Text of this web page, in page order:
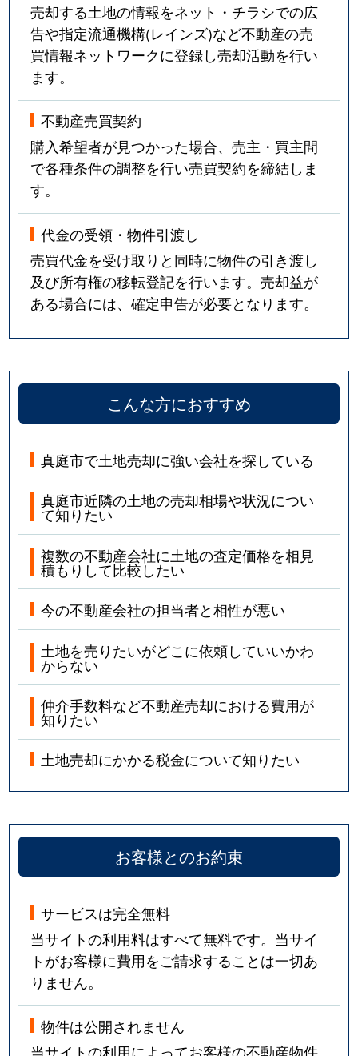
売却する土地の情報をネット・チラシでの広
告や指定流通機構(レインズ)など不動産の売
買情報ネットワークに登録し売却活動を行い
ます。
不動産売買契約
購入希望者が見つかった場合、売主・買主間
で各種条件の調整を行い売買契約を締結しま
す。
代金の受領・物件引渡し
売買代金を受け取りと同時に物件の引き渡し
及び所有権の移転登記を行います。売却益が
ある場合には、確定申告が必要となります。
こんな方におすすめ
真庭市で土地売却に強い会社を探している
真庭市近隣の土地の売却相場や状況につい
て知りたい
複数の不動産会社に土地の査定価格を相見
積もりして比較したい
今の不動産会社の担当者と相性が悪い
土地を売りたいがどこに依頼していいかわ
からない
仲介手数料など不動産売却における費用が
知りたい
土地売却にかかる税金について知りたい
お客様とのお約束
サービスは完全無料
当サイトの利用料はすべて無料です。当サイ
トがお客様に費用をご請求することは一切あ
りません。
物件は公開されません
当サイトの利用によってお客様の不動産物件